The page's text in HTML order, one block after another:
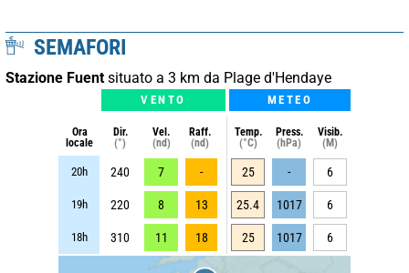
SEMAFORI
Stazione Fuent situato a 3 km da Plage d'Hendaye
VENTO METEO
Ora
locale
Dir.
(°)
Vel.
(nd)
Raff.
(nd)
Temp.
(°C)
Press.
(hPa)
Visib.
(M)
20h 240 7 - 25 - 6
19h 220 8 13 25.4 1017 6
18h 310 11 18 25 1017 6